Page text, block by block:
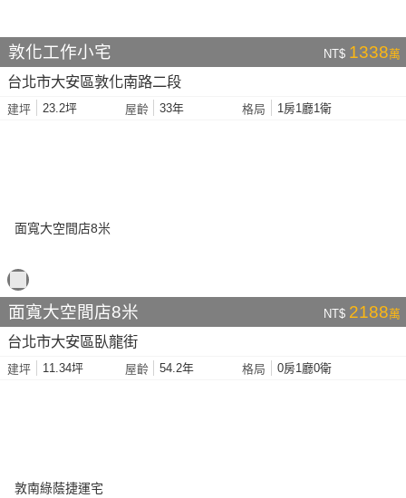
敦化工作小宅 NT$ 1338萬
台北市大安區敦化南路二段
建坪 23.2坪 屋齡 33年 格局 1房1廳1衛
面寬大空間店8米 NT$ 2188萬
台北市大安區臥龍街
建坪 11.34坪 屋齡 54.2年 格局 0房1廳0衛